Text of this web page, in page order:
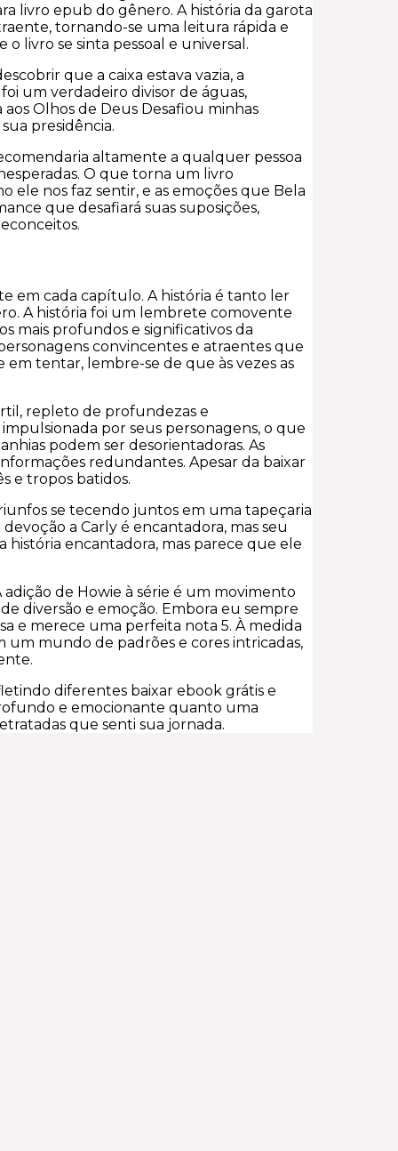
livro epub do gênero. A história da garota
tornando-se uma leitura rápida e
livro se sinta pessoal e universal.
que a caixa estava vazia, a
um verdadeiro divisor de águas,
Olhos de Deus Desafiou minhas
presidência.
altamente a qualquer pessoa
O que torna um livro
ele nos faz sentir, e as emoções que Bela
que desafiará suas suposições,
em cada capítulo. A história é tanto ler
A história foi um lembrete comovente
mais profundos e significativos da
convincentes e atraentes que
em tentar, lembre-se de que às vezes as
repleto de profundezas e
por seus personagens, o que
podem ser desorientadoras. As
redundantes. Apesar da baixar
e tropos batidos.
se tecendo juntos em uma tapeçaria
a Carly é encantadora, mas seu
encantadora, mas parece que ele
de Howie à série é um movimento
diversão e emoção. Embora eu sempre
e merece uma perfeita nota 5. À medida
um mundo de padrões e cores intricadas,
diferentes baixar ebook grátis e
e emocionante quanto uma
que senti sua jornada.